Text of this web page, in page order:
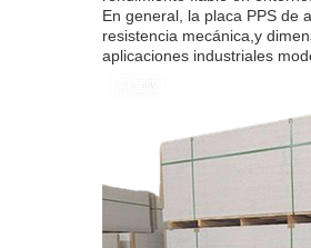
En general, la placa PPS de
resistencia mecánica,y
aplicaciones industriales